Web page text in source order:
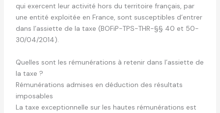
qui exercent leur activité hors du territoire français, par
une entité exploitée en France, sont susceptibles d’entrer
dans l’assiette de la taxe (BOFiP-TPS-THR-§§ 40 et 50-
30/04/2014).
Quelles sont les rémunérations à retenir dans l’assiette de
la taxe ?
Rémunérations admises en déduction des résultats
imposables
La taxe exceptionnelle sur les hautes rémunérations est